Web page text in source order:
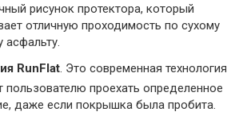
рисунок протектора, который
отличную проходимость по сухому
асфальту.
RunFlat. Это современная технология
пользователю проехать определенное
даже если покрышка была пробита.